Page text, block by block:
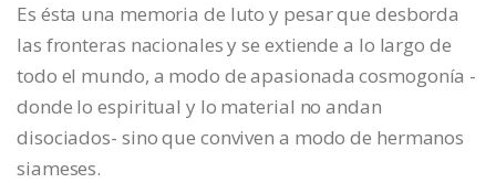
Es ésta una memoria de luto y pesar que desborda
las fronteras nacionales y se extiende a lo largo de
todo el mundo, a modo de apasionada cosmogonía -
donde lo espiritual y lo material no andan
disociados- sino que conviven a modo de hermanos
siameses.